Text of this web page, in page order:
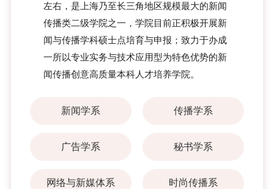
左右，是上海乃至长三角地区规模最大的新闻
传播类二级学院之一，学院目前正积极开展新
闻与传播学科硕士点培育与申报；致力于办成
一所以专业实务与技术应用型为特色优势的新
闻传播创意高质量本科人才培养学院。
新闻学系 传播学系
广告学系 秘书学系
网络与新媒体系 时尚传播系